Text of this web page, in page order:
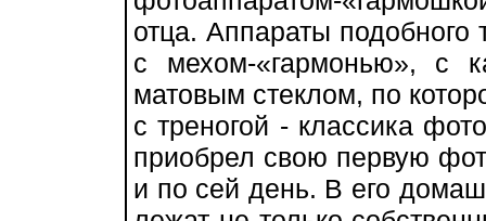
отца. Аппараты подобного
с мехом-«гармонью», с
матовым стеклом, по
с треногой - классика
приобрел свою первую
и по сей день. В его